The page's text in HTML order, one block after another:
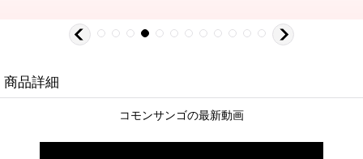
商品詳細
コモンサンゴの最新動画